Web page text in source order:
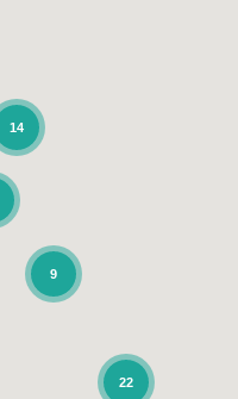
22
9
14